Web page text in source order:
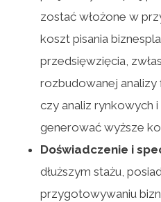
zostać włożone w
koszt pisania
przedsięwzięcia,
rozbudowanej analizy
czy analiz rynkowych
generować wyższe
Doświadczenie i
dłuższym stażu,
przygotowywaniu